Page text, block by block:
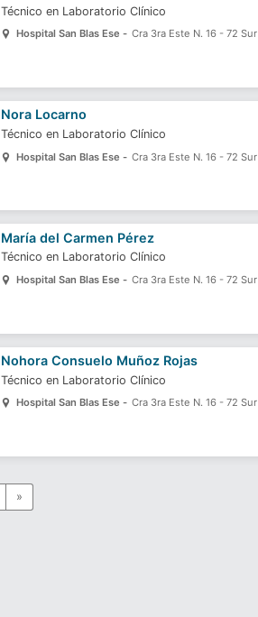
Técnico en Laboratorio Clínico
Hospital San Blas Ese - Cra 3ra Este N. 16 - 72 Sur
Nora Locarno
Técnico en Laboratorio Clínico
Hospital San Blas Ese - Cra 3ra Este N. 16 - 72 Sur
María del Carmen Pérez
Técnico en Laboratorio Clínico
Hospital San Blas Ese - Cra 3ra Este N. 16 - 72 Sur
Nohora Consuelo Muñoz Rojas
Técnico en Laboratorio Clínico
Hospital San Blas Ese - Cra 3ra Este N. 16 - 72 Sur
»